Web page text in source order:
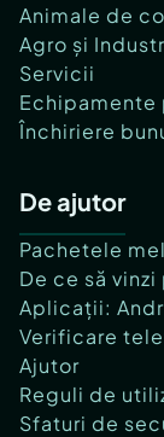
Animale de
Agro și
Servicii
Echipamente
Închiriere
De ajutor
Pachetele
De ce să
Aplicații:
Verificare
Ajutor
Reguli de
Sfaturi de